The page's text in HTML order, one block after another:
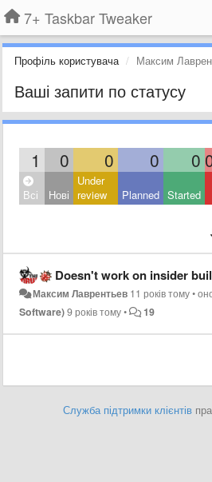
7+ Taskbar Tweaker
Профіль користувача Максим
Ваші запити по статусу
1 0 0 0 0
Всі Нові
Under
review
Planned Started
Doesn't work on insider builds of
Максим Лаврентьев 11 років тому•
Software)9 років тому• 19
Служба підтримки клієнтів